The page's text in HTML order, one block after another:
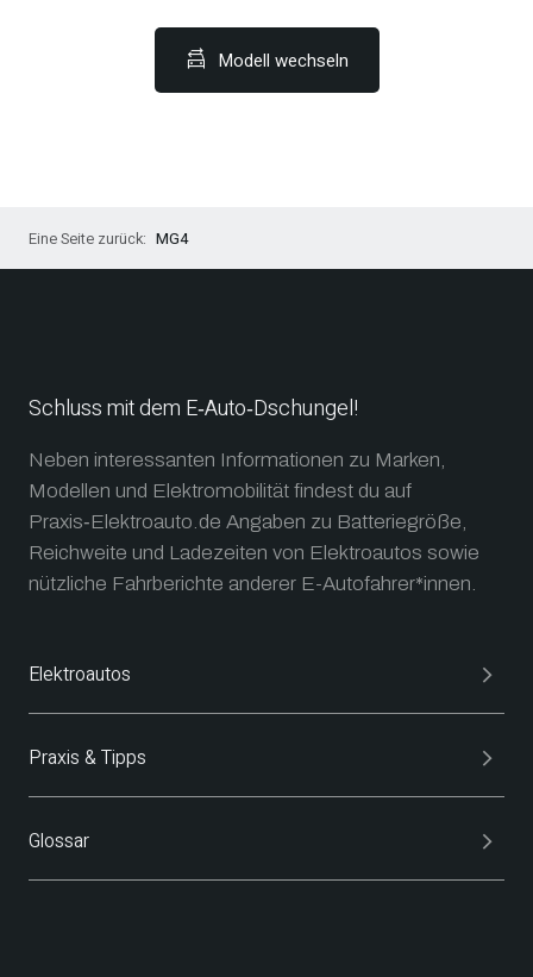
Modell wechseln
MG4
Schluss mit dem E‑Auto‑Dschungel!
Neben interessanten Informationen zu Marken,
Modellen und Elektromobilität findest du auf
Praxis‑Elektroauto.de Angaben zu Batteriegröße,
Reichweite und Ladezeiten von Elektroautos sowie
nützliche Fahrberichte anderer E-Autofahrer*innen.
Elektroautos
Praxis & Tipps
Glossar